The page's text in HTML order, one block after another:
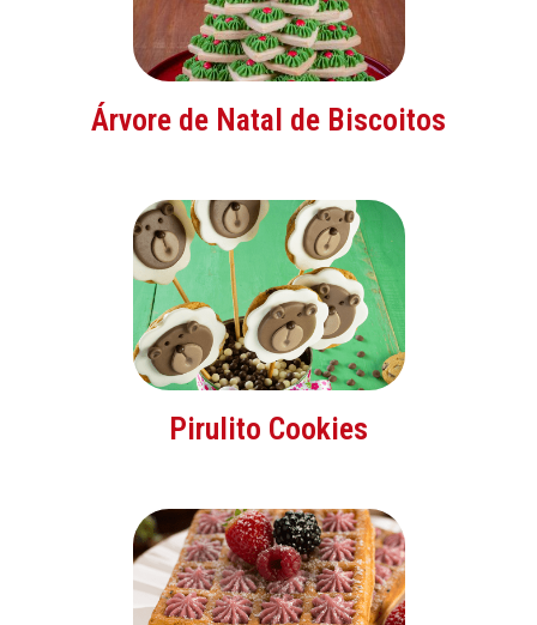
Árvore de Natal de Biscoitos
Pirulito Cookies